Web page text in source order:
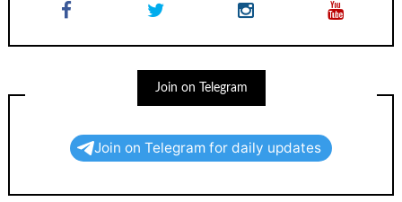
Join on Telegram
Join on Telegram for daily updates